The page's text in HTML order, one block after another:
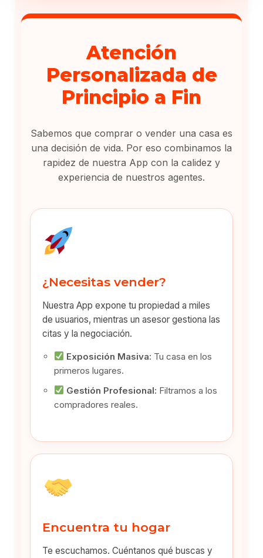
Atención
Personalizada de
Principio a Fin
Sabemos que comprar o vender una casa es
una decisión de vida. Por eso combinamos la
rapidez de nuestra App con la calidez y
experiencia de nuestros agentes.
¿Necesitas vender?
Nuestra App expone tu propiedad a miles
de usuarios, mientras un asesor gestiona las
citas y la negociación.
Exposición Masiva: Tu casa en los
primeros lugares.
Gestión Profesional: Filtramos a los
compradores reales.
Encuentra tu hogar
Te escuchamos. Cuéntanos qué buscas y